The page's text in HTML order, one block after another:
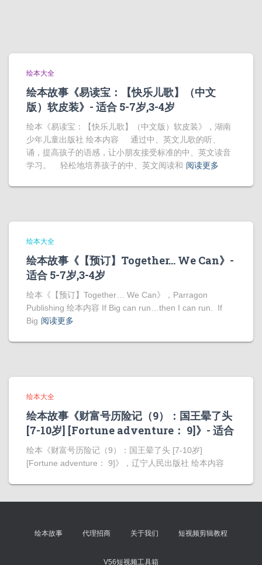
绘本大全
绘本故事《易读宝：【快乐儿歌】（中文
版）软皮装》- 适合 5-7岁,3-4岁
绘本《易读宝：【快乐儿歌】（中文版）软皮装》，湖南
少年儿童出版社 绘本内容 通过中、英文儿歌的听、
诵，提高孩子的语感，让小朋友接受标准的中、英文读音
学习。 轻松地培养孩子的中、英文阅读和 阅读更多
绘本大全
绘本故事《【预订】Together… We Can》-
适合 5-7岁,3-4岁
绘本《【预订】Together… We Can》，Parragon
Publishing 绘本内容 If Big can run…then I can run. If
Big 阅读更多
绘本大全
绘本故事《财富号历险记（9）：国王晕了头
[7-10岁] [Fortune adventure： 9]》- 适合
绘本《财富号历险记（9）：国王晕了头 [7-10岁]
[Fortune adventure： 9]》，辽宁人民出版社 绘本内容
绘本故事 代理招商 关于我们 短视频剪辑教程
V56短视频工具箱